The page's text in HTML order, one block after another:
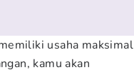
usaha maksimal
kamu akan